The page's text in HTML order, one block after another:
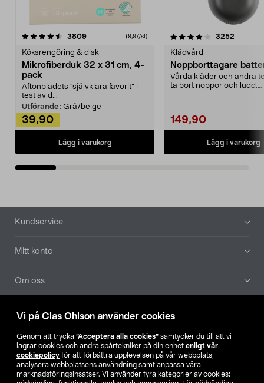
Vi på Clas Ohlson använder cookies
Genom att trycka ”Acceptera alla cookies” samtycker du till att vi
lagrar cookies och andra spårtekniker på din enhet enligt vår
cookiepolicy för att förbättra upplevelsen på vår webbplats,
analysera webbplatsens användning samt anpassa våra
marknadsföringsinsatser. Vi använder fyra kategorier av cookies:
3809recensioner (9,97/st)
Köksrengöring & disk
Mikrofiberduk 32 x 31 cm, 4-
pack
Aftonbladets "självklara favorit” i
test av d...
Utförande: Grå/beige
39,90
Lägg i varukorg
4.0av 5 stjärnor 3252
Klädvård
Noppborttagare
Vårda kläder och andra
ta bort noppor och ludd.
149,90
Lägg i varukorg
4.5av 5 stjärnor
Sidfot
Kundservice
Mitt konto
Om oss
Aktuellt
Våra bolag
Hitta butik